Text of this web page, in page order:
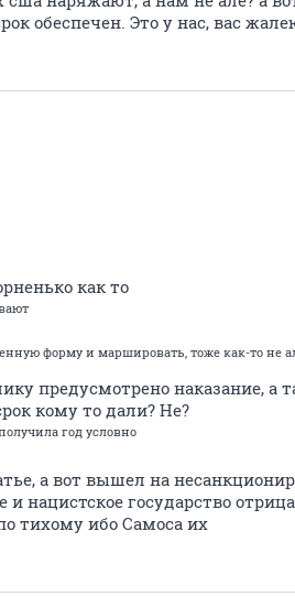
обеспечен. Это у нас, вас
как то
форму и маршировать, тоже как-то не
предусмотрено наказание,
кому то дали? Не?
год условно
а вот вышел на
и нацистское государство
тихому ибо Самоса их